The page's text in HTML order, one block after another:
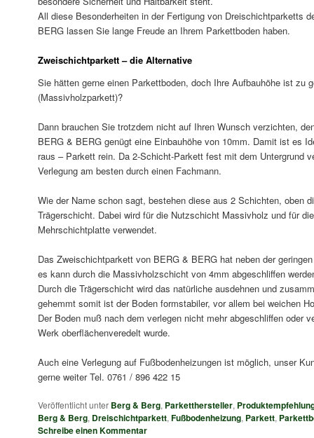
All diese Besonderheiten in der Fertigung von Dreischichtparketts
BERG lassen Sie lange Freude an Ihrem Parkettboden haben.
Zweischichtparkett – die Alternative
Sie hätten gerne einen Parkettboden, doch Ihre Aufbauhöhe ist zu
(Massivholzparkett)?
Dann brauchen Sie trotzdem nicht auf Ihren Wunsch verzichten,
BERG & BERG genügt eine Einbauhöhe von 10mm. Damit ist es
raus – Parkett rein. Da 2-Schicht-Parkett fest mit dem Untergrund
Verlegung am besten durch einen Fachmann.
Wie der Name schon sagt, bestehen diese aus 2 Schichten, oben
Trägerschicht. Dabei wird für die Nutzschicht Massivholz und für
Mehrschichtplatte verwendet.
Das Zweischichtparkett von BERG & BERG hat neben der
es kann durch die Massivholzschicht von 4mm abgeschliffen
Durch die Trägerschicht wird das natürliche ausdehnen und
gehemmt somit ist der Boden formstabiler, vor allem bei weichen
Der Boden muß nach dem verlegen nicht mehr abgeschliffen oder
Werk oberflächenveredelt wurde.
Auch eine Verlegung auf Fußbodenheizungen ist möglich, unser
gerne weiter Tel. 0761 / 896 422 15
Veröffentlicht unter Berg & Berg, Parketthersteller,
Berg & Berg, Dreischichtparkett, Fußbodenheizung, Parkett,
Schreibe einen Kommentar